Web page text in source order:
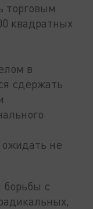
торговым
квадратных
в
сдержать
не
с